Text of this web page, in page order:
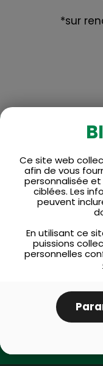
*sur
ou des
Ce site web
afin de vous
personnalisée
ciblées. Les
peuvent
En utilisant ce
puissions
personnelles